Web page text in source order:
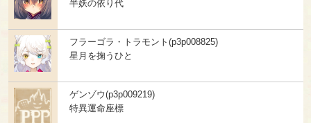
半妖の依り代
フラーゴラ・トラモント(p3p008825)
星月を掬うひと
ゲンゾウ(p3p009219)
特異運命座標